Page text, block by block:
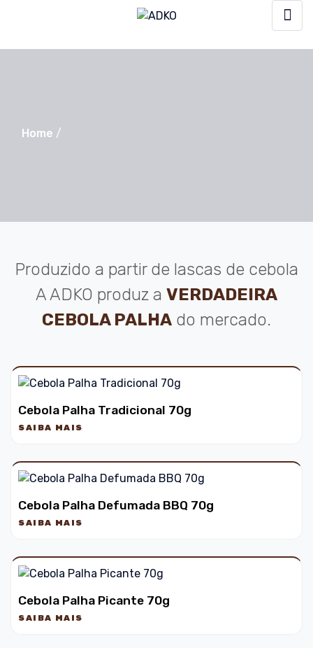
Home /
Produzido a partir de lascas de cebola
A ADKO produz a VERDADEIRA
CEBOLA PALHA do mercado.
Cebola Palha Tradicional 70g
SAIBA MAIS
Cebola Palha Defumada BBQ 70g
SAIBA MAIS
Cebola Palha Picante 70g
SAIBA MAIS